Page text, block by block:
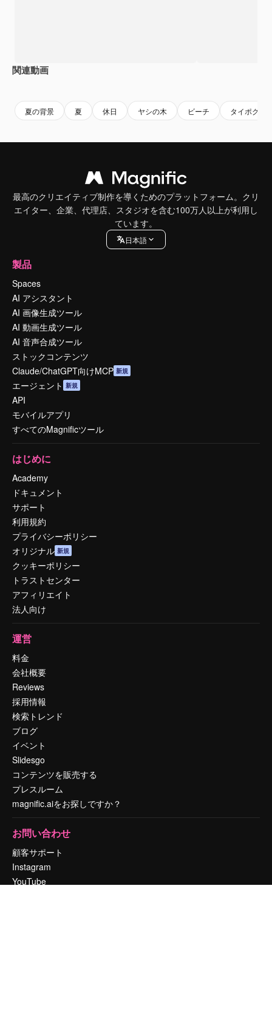
関連動画
夏の背景 夏 休日 ヤシの木 ビーチ タイポグラ
最高のクリエイティブ制作を導くためのプラットフォーム。クリ
エイター、企業、代理店、スタジオを含む100万人以上が利用し
ています。
日本語
製品
Spaces
AI アシスタント
AI 画像生成ツール
AI 動画生成ツール
AI 音声合成ツール
ストックコンテンツ
Claude/ChatGPT向けMCP 新規
エージェント 新規
API
モバイルアプリ
すべてのMagnificツール
はじめに
Academy
ドキュメント
サポート
利用規約
プライバシーポリシー
オリジナル 新規
クッキーポリシー
トラストセンター
アフィリエイト
法人向け
運営
料金
会社概要
Reviews
採用情報
検索トレンド
ブログ
イベント
Slidesgo
コンテンツを販売する
プレスルーム
magnific.aiをお探しですか？
お問い合わせ
顧客サポート
Instagram
YouTube